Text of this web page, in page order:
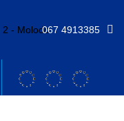
067 4913385